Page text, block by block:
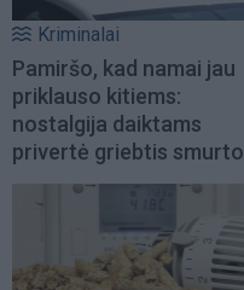
Kriminalai
Pamiršo, kad namai jau
priklauso kitiems:
nostalgija daiktams
privertė griebtis smurto